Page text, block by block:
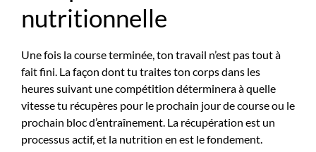
nutritionnelle
Une fois la course terminée, ton travail n’est pas tout à
fait fini. La façon dont tu traites ton corps dans les
heures suivant une compétition déterminera à quelle
vitesse tu récupères pour le prochain jour de course ou le
prochain bloc d’entraînement. La récupération est un
processus actif, et la nutrition en est le fondement.